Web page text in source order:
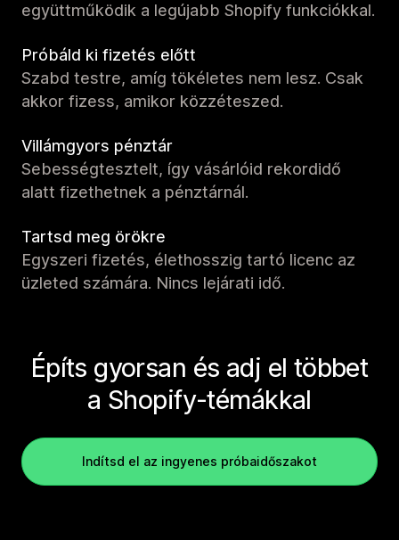
együttműködik a legújabb Shopify funkciókkal.
Próbáld ki fizetés előtt
Szabd testre, amíg tökéletes nem lesz. Csak
akkor fizess, amikor közzéteszed.
Villámgyors pénztár
Sebességtesztelt, így vásárlóid rekordidő
alatt fizethetnek a pénztárnál.
Tartsd meg örökre
Egyszeri fizetés, élethosszig tartó licenc az
üzleted számára. Nincs lejárati idő.
Építs gyorsan és adj el többet
a Shopify-témákkal
Indítsd el az ingyenes próbaidőszakot